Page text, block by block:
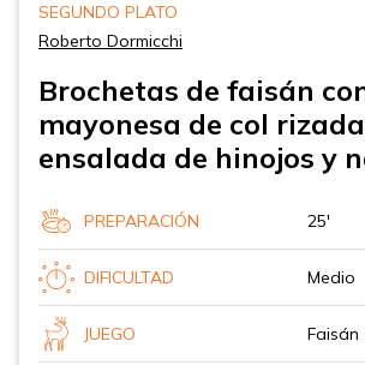
SEGUNDO PLATO
Roberto Dormicchi
Brochetas de faisán
mayonesa de col
ensalada de hinojos y
PREPARACIÓN 25'
DIFICULTAD Medio
JUEGO Faisán